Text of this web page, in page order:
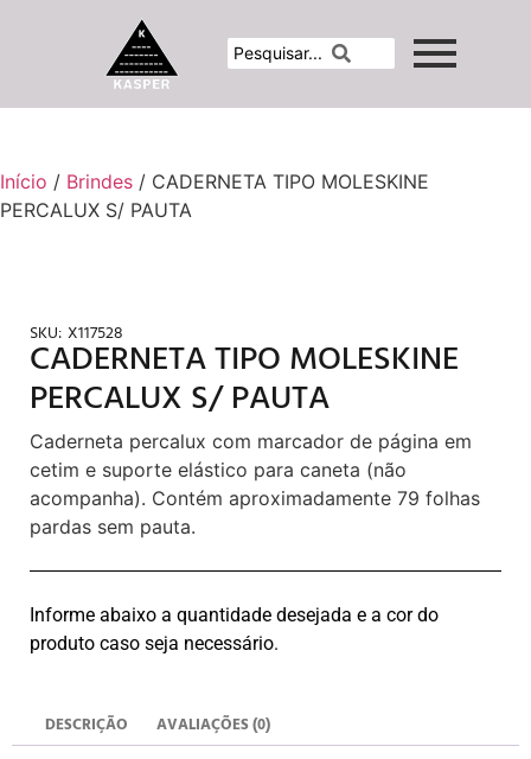
Início / Brindes / CADERNETA TIPO MOLESKINE
PERCALUX S/ PAUTA
SKU: X117528
CADERNETA TIPO MOLESKINE
PERCALUX S/ PAUTA
Caderneta percalux com marcador de página em
cetim e suporte elástico para caneta (não
acompanha). Contém aproximadamente 79 folhas
pardas sem pauta.
Informe abaixo a quantidade desejada e a cor do
produto caso seja necessário.
DESCRIÇÃO AVALIAÇÕES (0)